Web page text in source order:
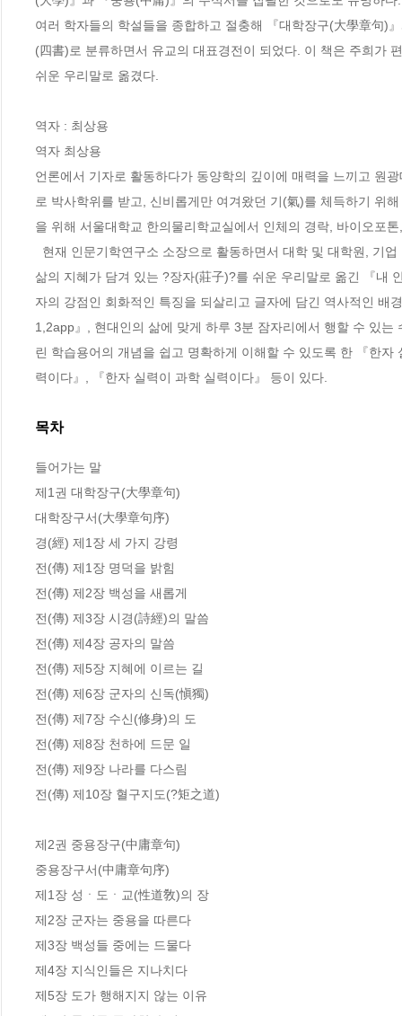
여러 학자들의 학설들을 종합하고 절충해 『대학장구(大學章句)
(四書)로 분류하면서 유교의 대표경전이 되었다. 이 책은 주희가
쉬운 우리말로 옮겼다.
역자 : 최상용
역자 최상용
언론에서 기자로 활동하다가 동양학의 깊이에 매력을 느끼고 원
로 박사학위를 받고, 신비롭게만 여겨왔던 기(氣)를 체득하기 위
을 위해 서울대학교 한의물리학교실에서 인체의 경락, 바이오포
삶의 지혜가 담겨 있는 ?장자(莊子)?를 쉬운 우리말로 옮긴 『내
자의 강점인 회화적인 특징을 되살리고 글자에 담긴 역사적인 배
1,2app』, 현대인의 삶에 맞게 하루 3분 잠자리에서 행할 수 있
린 학습용어의 개념을 쉽고 명확하게 이해할 수 있도록 한 『한
력이다』, 『한자 실력이 과학 실력이다』 등이 있다.
목차
들어가는 말
제1권 대학장구(大學章句)
대학장구서(大學章句序)
경(經) 제1장 세 가지 강령
전(傳) 제1장 명덕을 밝힘
전(傳) 제2장 백성을 새롭게
전(傳) 제3장 시경(詩經)의 말씀
전(傳) 제4장 공자의 말씀
전(傳) 제5장 지혜에 이르는 길
전(傳) 제6장 군자의 신독(愼獨)
전(傳) 제7장 수신(修身)의 도
전(傳) 제8장 천하에 드문 일
전(傳) 제9장 나라를 다스림
전(傳) 제10장 혈구지도(?矩之道)
제2권 중용장구(中庸章句)
중용장구서(中庸章句序)
제1장 성ㆍ도ㆍ교(性道敎)의 장
제2장 군자는 중용을 따른다
제3장 백성들 중에는 드물다
제4장 지식인들은 지나치다
제5장 도가 행해지지 않는 이유